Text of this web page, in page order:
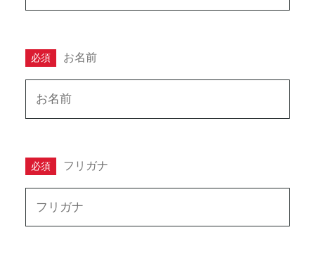
必須 お名前
必須 フリガナ